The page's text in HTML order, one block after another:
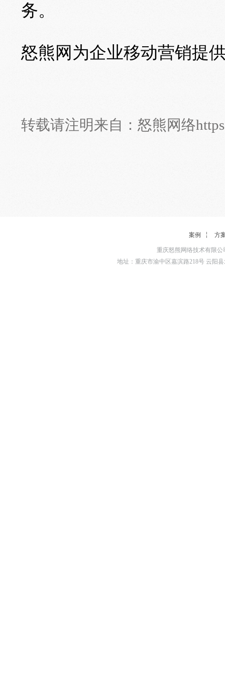
务。
怒熊网为企业移动营销提
转载请注明来自： 怒熊网络
案例 方
重庆怒熊网络技术有限
地址：重庆市渝中区嘉滨路218号 云阳